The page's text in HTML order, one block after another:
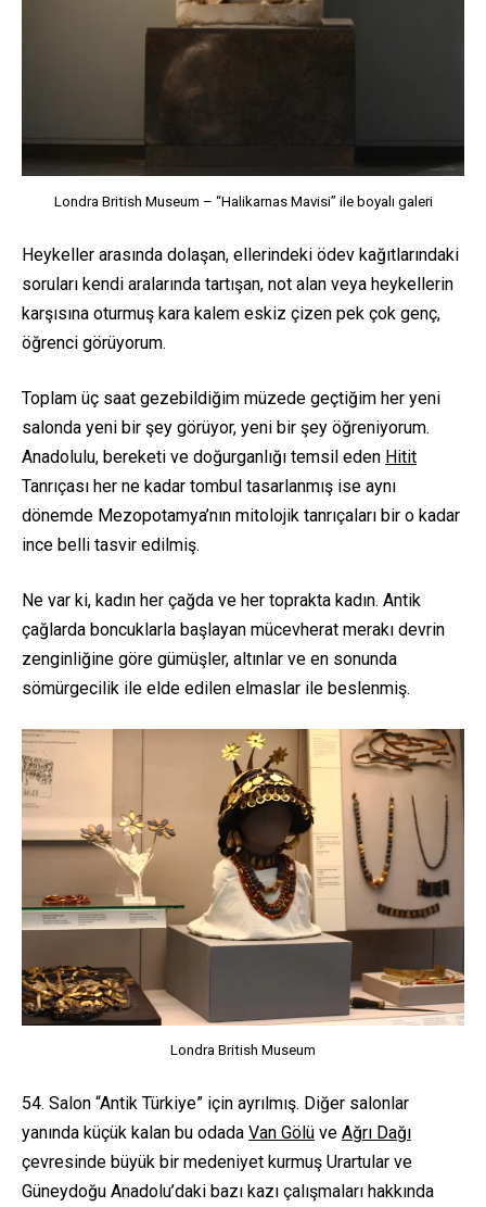
Londra British Museum – “Halikarnas Mavisi” ile boyalı galeri
Heykeller arasında dolaşan, ellerindeki ödev kağıtlarındaki
soruları kendi aralarında tartışan, not alan veya heykellerin
karşısına oturmuş kara kalem eskiz çizen pek çok genç,
öğrenci görüyorum.
Toplam üç saat gezebildiğim müzede geçtiğim her yeni
salonda yeni bir şey görüyor, yeni bir şey öğreniyorum.
Anadolulu, bereketi ve doğurganlığı temsil eden Hitit
Tanrıçası her ne kadar tombul tasarlanmış ise aynı
dönemde Mezopotamya’nın mitolojik tanrıçaları bir o kadar
ince belli tasvir edilmiş.
Ne var ki, kadın her çağda ve her toprakta kadın. Antik
çağlarda boncuklarla başlayan mücevherat merakı devrin
zenginliğine göre gümüşler, altınlar ve en sonunda
sömürgecilik ile elde edilen elmaslar ile beslenmiş.
Londra British Museum
54. Salon “Antik Türkiye” için ayrılmış. Diğer salonlar
yanında küçük kalan bu odada Van Gölü ve Ağrı Dağı
çevresinde büyük bir medeniyet kurmuş Urartular ve
Güneydoğu Anadolu’daki bazı kazı çalışmaları hakkında